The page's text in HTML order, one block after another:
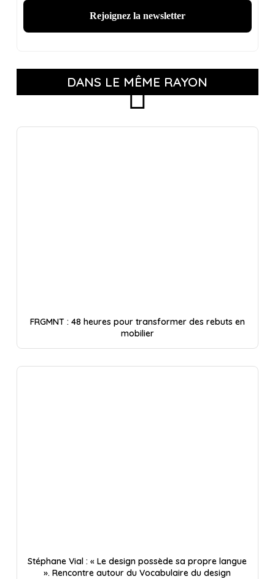
DANS LE MÊME RAYON
FRGMNT : 48 heures pour transformer des rebuts en
mobilier
Stéphane Vial : « Le design possède sa propre langue
». Rencontre autour du Vocabulaire du design